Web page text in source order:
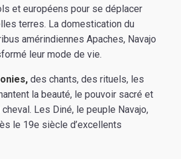
et européens pour se déplacer
terres. La domestication du
amérindiennes Apaches, Navajo
leur mode de vie.
des chants, des rituels, les
la beauté, le pouvoir sacré et
Les Diné, le peuple Navajo,
le 19e siècle d’excellents